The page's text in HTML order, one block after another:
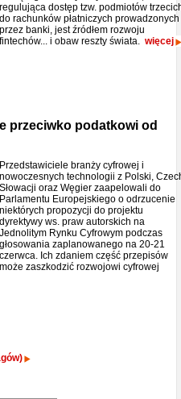
regulująca dostęp tzw. podmiotów
do rachunków płatniczych prowadzonych
przez banki, jest źródłem rozwoju
fintechów... i obaw reszty świata. więcej
przeciwko podatkowi od
Przedstawiciele branży cyfrowej i
nowoczesnych technologii z Polski,
Słowacji oraz Węgier zaapelowali do
Parlamentu Europejskiego o odrzucenie
niektórych propozycji do projektu
dyrektywy ws. praw autorskich na
Jednolitym Rynku Cyfrowym podczas
głosowania zaplanowanego na 20-21
czerwca. Ich zdaniem część przepisów
może zaszkodzić rozwojowi cyfrowej